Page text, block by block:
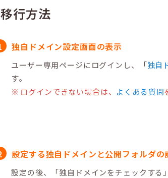
移行方法
独自ドメイン設定画面の表示
ユーザー専用ページにログインし、「独自
す。
ログインできない場合は、 よくある質問
設定する独自ドメインと公開フォルダの
設定の後、「独自ドメインをチェックする